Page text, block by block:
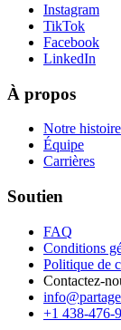
Instagram
TikTok
Facebook
LinkedIn
À propos
Notre histoire
Équipe
Carrières
Soutien
FAQ
Conditions
Politique de
Contactez-
+1 438-476-